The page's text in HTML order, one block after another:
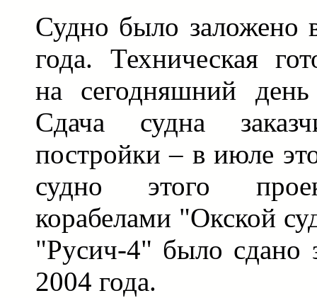
Судно было заложено
года. Техническая
на сегодняшний день
Сдача судна
постройки – в июле
судно этого
корабелами "Окской
"Русич-4" было сдано
2004 года.